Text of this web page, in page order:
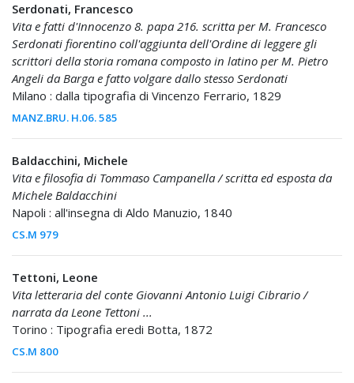
Serdonati, Francesco
Vita e fatti d'Innocenzo 8. papa 216. scritta per M. Francesco
Serdonati fiorentino coll'aggiunta dell'Ordine di leggere gli
scrittori della storia romana composto in latino per M. Pietro
Angeli da Barga e fatto volgare dallo stesso Serdonati
Milano : dalla tipografia di Vincenzo Ferrario, 1829
MANZ.BRU. H.06. 585
Baldacchini, Michele
Vita e filosofia di Tommaso Campanella / scritta ed esposta da
Michele Baldacchini
Napoli : all'insegna di Aldo Manuzio, 1840
CS.M 979
Tettoni, Leone
Vita letteraria del conte Giovanni Antonio Luigi Cibrario /
narrata da Leone Tettoni ...
Torino : Tipografia eredi Botta, 1872
CS.M 800